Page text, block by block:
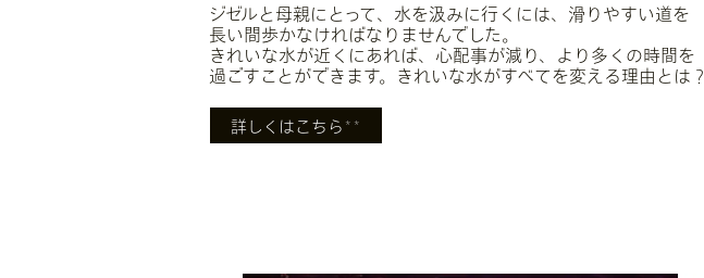
ジゼルと母親にとって、水を汲みに行くには、滑りやすい道を
長い間歩かなければなりませんでした。
きれいな水が近くにあれば、心配事が減り、より多くの時間を
過ごすことができます。きれいな水がすべてを変える理由とは？
詳しくはこちら ＊＊